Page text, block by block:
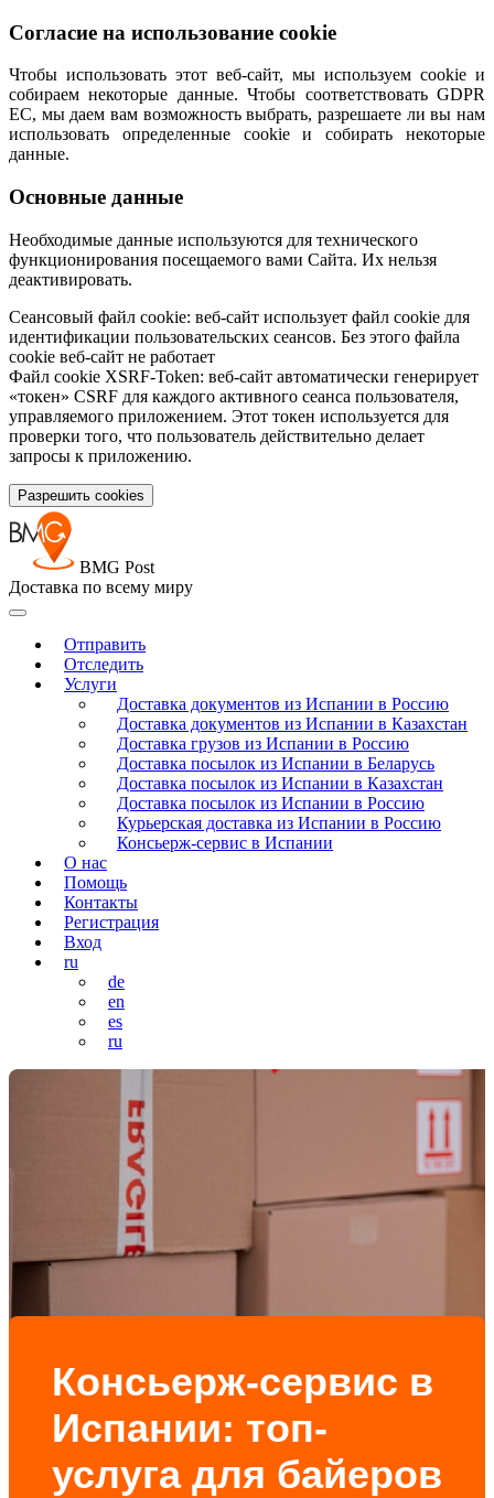
Согласие на использование cookie
Чтобы использовать этот веб-сайт, мы используем cookie и
собираем некоторые данные. Чтобы соответствовать GDPR
ЕС, мы даем вам возможность выбрать, разрешаете ли вы нам
использовать определенные cookie и собирать некоторые
данные.
Основные данные
Необходимые данные используются для технического
функционирования посещаемого вами Сайта. Их нельзя
деактивировать.
Сеансовый файл cookie: веб-сайт использует файл cookie для
идентификации пользовательских сеансов. Без этого файла
cookie веб-сайт не работает
Файл cookie XSRF-Token: веб-сайт автоматически генерирует
«токен» CSRF для каждого активного сеанса пользователя,
управляемого приложением. Этот токен используется для
проверки того, что пользователь действительно делает
запросы к приложению.
Разрешить cookies
BMG Post
Доставка по всему миру
Отправить
Отследить
Услуги
Доставка документов из Испании в Россию
Доставка документов из Испании в Казахстан
Доставка грузов из Испании в Россию
Доставка посылок из Испании в Беларусь
Доставка посылок из Испании в Казахстан
Доставка посылок из Испании в Россию
Курьерская доставка из Испании в Россию
Консьерж-сервис в Испании
О нас
Помощь
Контакты
Регистрация
Вход
ru
de
en
es
ru
Консьерж-сервис в
Испании: топ-
услуга для байеров